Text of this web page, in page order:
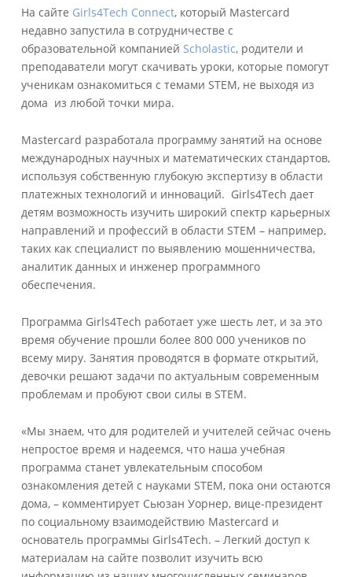
На сайте Girls4Tech Connect, который Mastercard
недавно запустила в сотрудничестве с
образовательной компанией Scholastic, родители и
преподаватели могут скачивать уроки, которые помогут
ученикам ознакомиться с темами STEM, не выходя из
дома из любой точки мира.
Mastercard разработала программу занятий на основе
международных научных и математических стандартов,
используя собственную глубокую экспертизу в области
платежных технологий и инноваций. Girls4Tech дает
детям возможность изучить широкий спектр карьерных
направлений и профессий в области STEM – например,
таких как специалист по выявлению мошенничества,
аналитик данных и инженер программного
обеспечения.
Программа Girls4Tech работает уже шесть лет, и за это
время обучение прошли более 800 000 учеников по
всему миру. Занятия проводятся в формате открытий,
девочки решают задачи по актуальным современным
проблемам и пробуют свои силы в STEM.
«Мы знаем, что для родителей и учителей сейчас очень
непростое время и надеемся, что наша учебная
программа станет увлекательным способом
ознакомления детей с науками STEM, пока они остаются
дома, – комментирует Сьюзан Уорнер, вице-президент
по социальному взаимодействию Mastercard и
основатель программы Girls4Tech. – Легкий доступ к
материалам на сайте позволит изучить всю